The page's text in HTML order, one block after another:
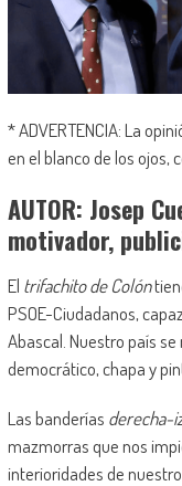
* ADVERTENCIA: La
en el blanco de los ojos,
AUTOR: Josep
motivador,
El trifachito de Colón
PSOE-Ciudadanos,
Abascal. Nuestro país
democrático, chapa y
Las banderías derecha-
mazmorras que nos
interioridades de